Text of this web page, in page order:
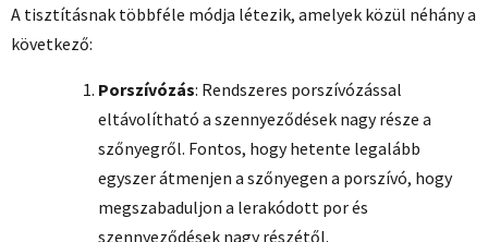
A tisztításnak többféle módja létezik, amelyek közül néhány a
következő:
Porszívózás: Rendszeres porszívózással
eltávolítható a szennyeződések nagy része a
szőnyegről. Fontos, hogy hetente legalább
egyszer átmenjen a szőnyegen a porszívó, hogy
megszabaduljon a lerakódott por és
szennyeződések nagy részétől.